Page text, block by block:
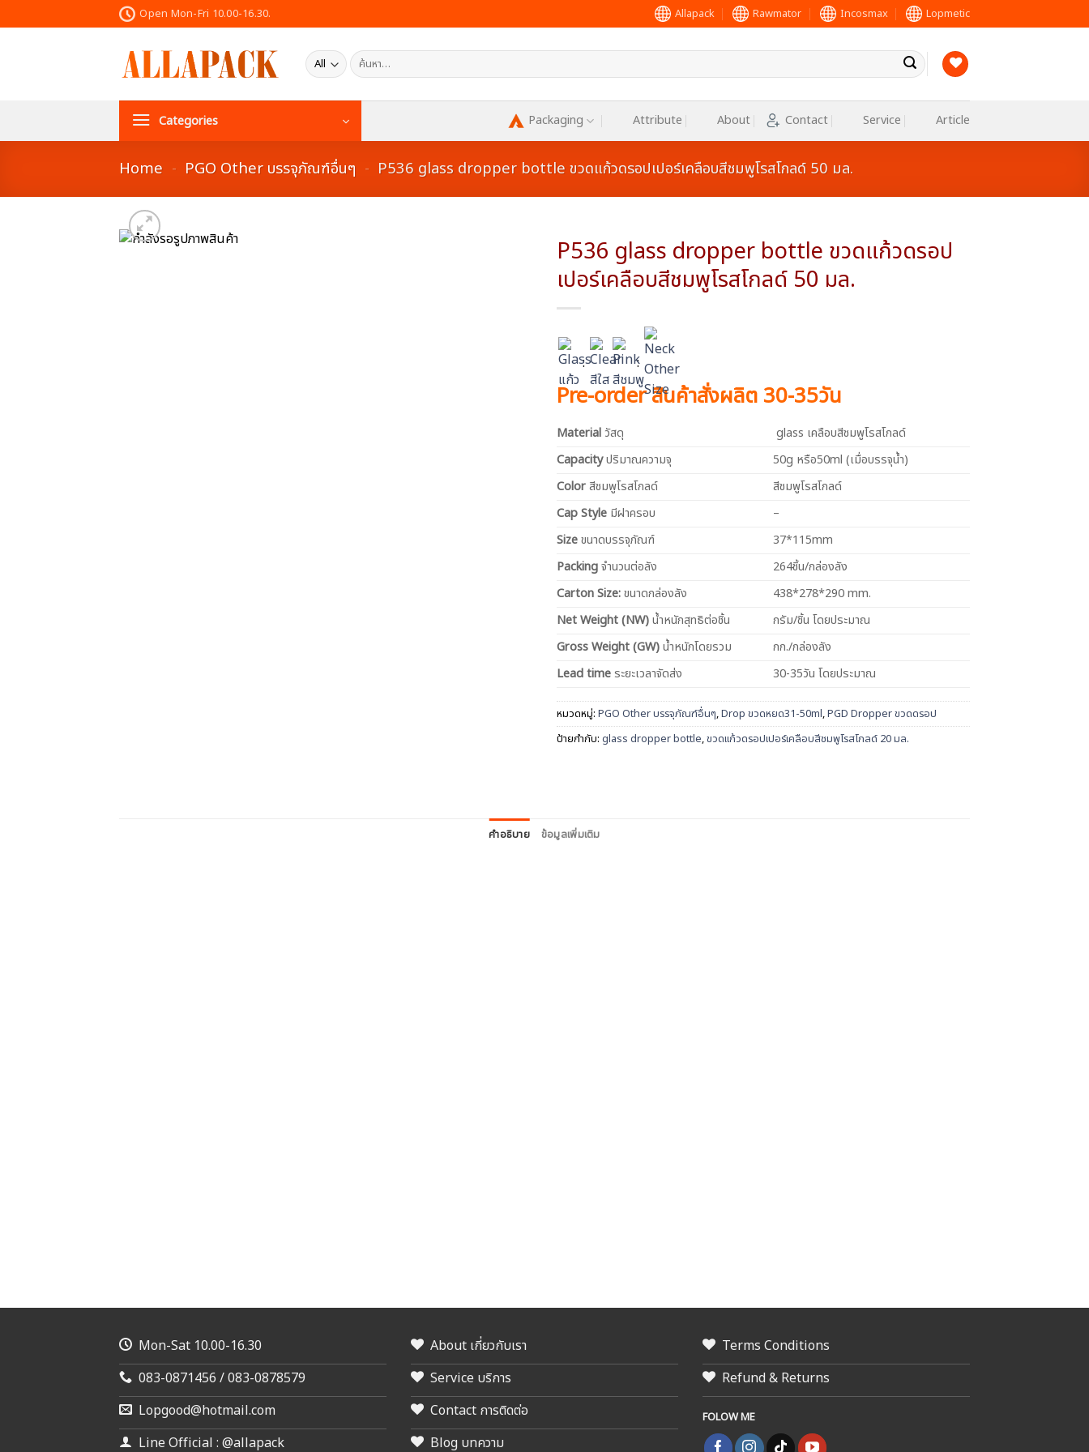
to
Open Mon-Fri 10.00-16.30. Allapack Rawmator Incosmax Lopmetic
ค้นหา:
Categories Packaging Attribute About Contact Service Article
Home - PGO Other บรรจุภัณฑ์อื่นๆ - P536 glass dropper bottle ขวดแก้วดรอปเปอร์เคลือบสีชมพูโรสโกลด์ 50 มล.
P536 glass dropper bottle ขวดแก้วดรอป
เปอร์เคลือบสีชมพูโรสโกลด์ 50 มล.
: :
Pre-order สินค้าสั่งผลิต 30-35วัน
Material วัสดุ
glass เคลือบสีชมพูโรสโกลด์
Capacityปริมาณความจุ
50g หรือ50ml (เมื่อบรรจุน้ำ)
Colorสีชมพูโรสโกลด์
สีชมพูโรสโกลด์
Cap Style มีฝาครอบ
–
Sizeขนาดบรรจุภัณฑ์
37*115mm
Packingจำนวนต่อลัง
264ชิ้น/กล่องลัง
Carton Size:ขนาดกล่องลัง
438*278*290 mm.
NetWeight (NW)น้ำหนักสุทธิต่อชิ้น
กรัม/ชิ้น โดยประมาณ
Gross Weight (GW)น้ำหนักโดยรวม
กก./กล่องลัง
Lead time ระยะเวลาจัดส่ง 30-35วัน โดยประมาณ
หมวดหมู่: PGO Other บรรจุภัณฑ์อื่นๆ,Drop ขวดหยด31-50ml,PGD Dropper ขวดดรอป
ป้ายกำกับ: glass dropper bottle,ขวดแก้วดรอปเปอร์เคลือบสีชมพูโรสโกลด์ 20 มล.
คำอธิบาย ข้อมูลเพิ่มเติม
Mon-Sat 10.00-16.30
083-0871456 / 083-0878579
Lopgood@hotmail.com
Line Official : @allapack
About เกี่ยวกับเรา
Service บริการ
Contact การติดต่อ
Blog บทความ
Terms Conditions
Refund & Returns
FOLOW ME